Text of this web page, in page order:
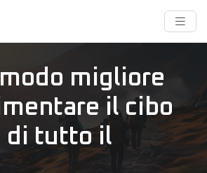
migliore
il cibo
di tutto il